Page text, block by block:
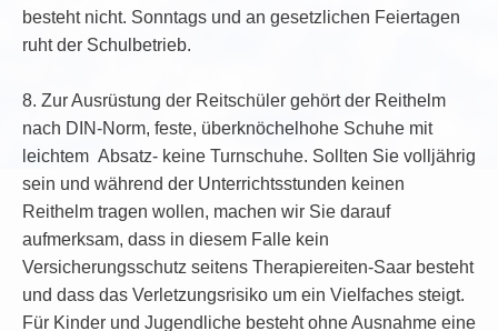
besteht nicht. Sonntags und an gesetzlichen Feiertagen
ruht der Schulbetrieb.
8. Zur Ausrüstung der Reitschüler gehört der Reithelm
nach DIN-Norm, feste, überknöchelhohe Schuhe mit
leichtem Absatz- keine Turnschuhe. Sollten Sie volljährig
sein und während der Unterrichtsstunden keinen
Reithelm tragen wollen, machen wir Sie darauf
aufmerksam, dass in diesem Falle kein
Versicherungsschutz seitens Therapiereiten-Saar besteht
und dass das Verletzungsrisiko um ein Vielfaches steigt.
Für Kinder und Jugendliche besteht ohne Ausnahme eine